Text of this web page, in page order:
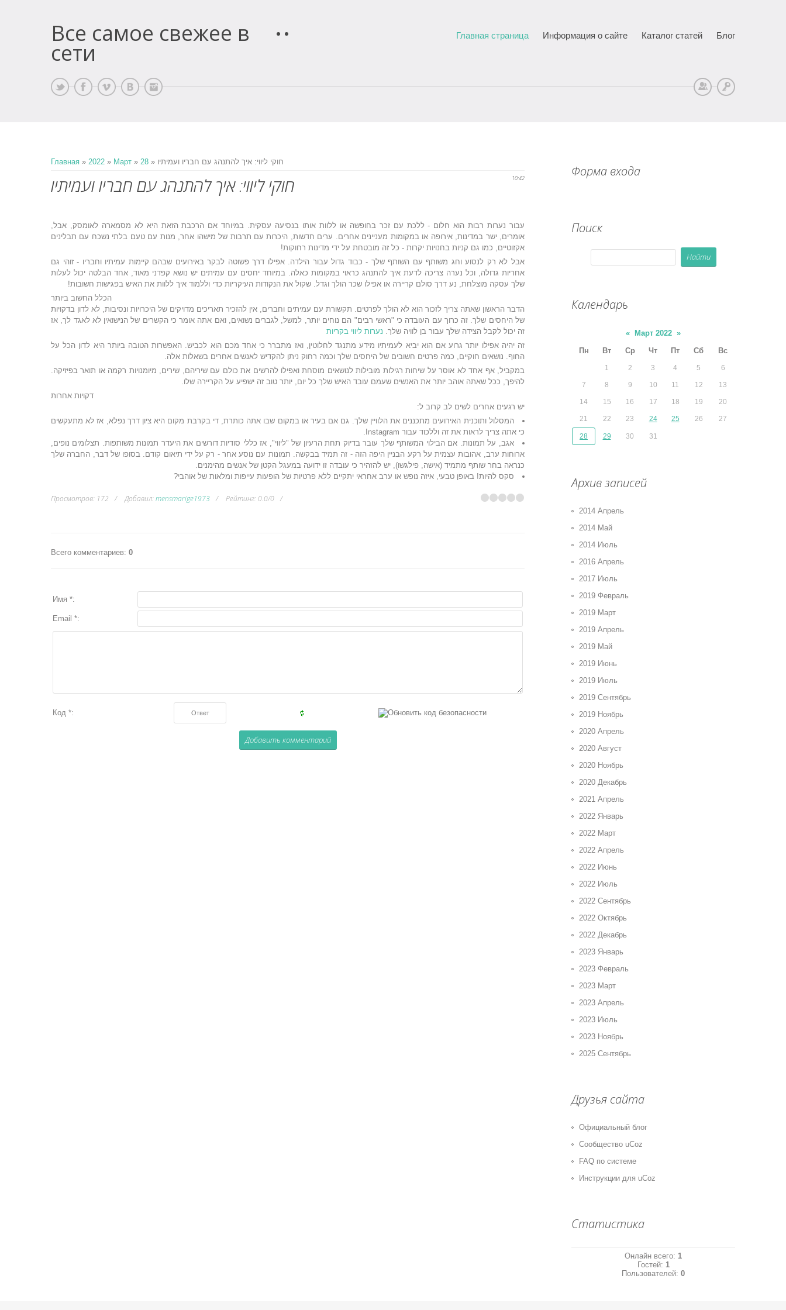
Все самое свежее в
сети
Главная страница Информация о сайте Каталог статей Блог
Регистрация
Главная » 2022 » Март » 28 » חוקי ליווי: איך להתנהג עם חבריו ועמיתיו
10:42 חוקי ליווי: איך להתנהג עם חבריו ועמיתיו
עבור נערות רבות הוא חלום - ללכת עם זכר בחופשה או ללוות אותו בנסיעה עסקית. במיוחד אם הרכבת הזאת היא לא מסמארה לאומסק, אבל,
אומרים, ישר במדינות, אירופה או במקומות מעניינים אחרים. ערים חדשות, היכרות עם תרבות של מישהו אחר, מנות עם טעם בלתי נשכח עם תבלינים
אקזוטיים, כמו גם קניות בחנויות יקרות - כל זה מובטחת על ידי מדינות רחוקות!
אבל לא רק לנסוע וחג משותף עם השותף שלך - כבוד גדול עבור הילדה. אפילו דרך פשוטה לבקר באירועים שבהם קיימות עמיתיו וחבריו - זוהי גם
אחריות גדולה, וכל נערה צריכה לדעת איך להתנהג כראוי במקומות כאלה. במיוחד יחסים עם עמיתים יש נושא קפדני מאוד, אחד הבלטה יכול לעלות
שלך עסקה מוצלחת, נע דרך סולם קריירה או אפילו שכר הולך וגדל. שקול את הנקודות העיקריות כדי וללמוד איך ללוות את האיש בפגישות חשובות!
הכלל החשוב ביותר
הדבר הראשון שאתה צריך לזכור הוא לא הולך לפרטים. תקשורת עם עמיתים וחברים, אין להזכיר תאריכים מדויקים של היכרויות ונסיבות, לא לדון בדקויות
של היחסים שלך. זה כרוך עם העובדה כי "ראשי רבים" הם נוחים יותר, למשל, לגברים נשואים, ואם אתה אומר כי הקשרים של הנישואין לא לאגד לך, אז
זה יכול לקבל הצידה שלך עבור בן לוויה שלך. נערות ליווי בקריות
זה יהיה אפילו יותר גרוע אם הוא יביא לעמיתיו מידע מתנגד לחלוטין, ואז מתברר כי אחד מכם הוא לכביש. האפשרות הטובה ביותר היא לדון הכל על
החוף. נושאים חוקיים, כמה פרטים חשובים של היחסים שלך וכמה רחוק ניתן להקדיש לאנשים אחרים בשאלות אלה.
במקביל, אף אחד לא אוסר על שיחות רגילות מובילות לנושאים מוסחת ואפילו להרשים את כולם עם שיריהם, שירים, מיומנויות רקמה או תואר בפיזיקה.
להיפך, ככל שאתה אוהב יותר את האנשים שעמם עובד האיש שלך כל יום, יותר טוב זה ישפיע על הקריירה שלו.
דקויות אחרות
יש רגעים אחרים לשים לב קרוב ל:
המסלול ותוכנית האירועים מתכננים את הלוויין שלך. גם אם בעיר או במקום שבו אתה כותרת, די בקרבת מקום היא ציון דרך נפלא, אז לא מתעקשים
כי אתה צריך לראות את זה וללכוד עבור Instagram.
אגב, על תמונות. אם הבילוי המשותף שלך עובר בדיוק תחת הרעיון של "ליווי", אז כללי סודיות דורשים את היעדר תמונות משותפות. תצלומים נופים,
ארוחות ערב, אהובות עצמית על רקע הבניין היפה הזה - זה תמיד בבקשה. תמונות עם נוסע אחר - רק על ידי תיאום קודם. בסופו של דבר, החברה שלך
כנראה בחר שותף מתמיד (אישה, פילגשו), יש להזהיר כי עובדה זו ידועה במעגל הקטן של אנשים מהימנים.
סקס להיות! באופן טבעי, איזה נופש או ערב אחראי יתקיים ללא פרטיות של הופעות עייפות ומלאות של אוהבי?
Просмотров: 172 Добавил:mensmarige1973 Рейтинг: 0.0/0
Всего комментариев: 0
Имя *:
Email *:
Код *:
Форма входа
Поиск
Календарь
« Март 2022 »
Пн
Вт Ср Чт Пт Сб Вс
1 2 3 4 5 6
7 8 9 10 11 12 13
14 15 16 17 18 19 20
21 22 23 24 25 26 27
28 29 30 31
Архив записей
2014 Апрель
2014 Май
2014 Июль
2016 Апрель
2017 Июль
2019 Февраль
2019 Март
2019 Апрель
2019 Май
2019 Июнь
2019 Июль
2019 Сентябрь
2019 Ноябрь
2020 Апрель
2020 Август
2020 Ноябрь
2020 Декабрь
2021 Апрель
2022 Январь
2022 Март
2022 Апрель
2022 Июнь
2022 Июль
2022 Сентябрь
2022 Октябрь
2022 Декабрь
2023 Январь
2023 Февраль
2023 Март
2023 Апрель
2023 Июль
2023 Ноябрь
2025 Сентябрь
Друзья сайта
Официальный блог
Сообщество uCoz
FAQ по системе
Инструкции для uCoz
Статистика
Онлайн всего: 1
Гостей: 1
Пользователей: 0